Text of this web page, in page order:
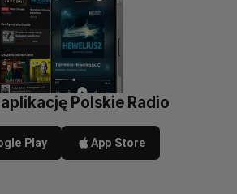
Polskie Radio
Play App Store